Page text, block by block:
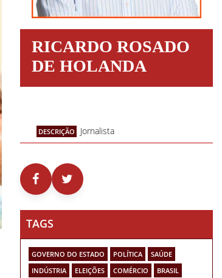
RICARDO ROSADO
DE HOLANDA
DESCRIÇÃO Jornalista
TAGS
GOVERNO DO ESTADO POLÍTICA
SAÚDE
INDÚSTRIA
ELEIÇÕES COMÉRCIO
BRASIL